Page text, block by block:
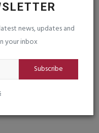
news, updates and
your inbox
Subscribe
ગુલાબ અને શેવંતીના...